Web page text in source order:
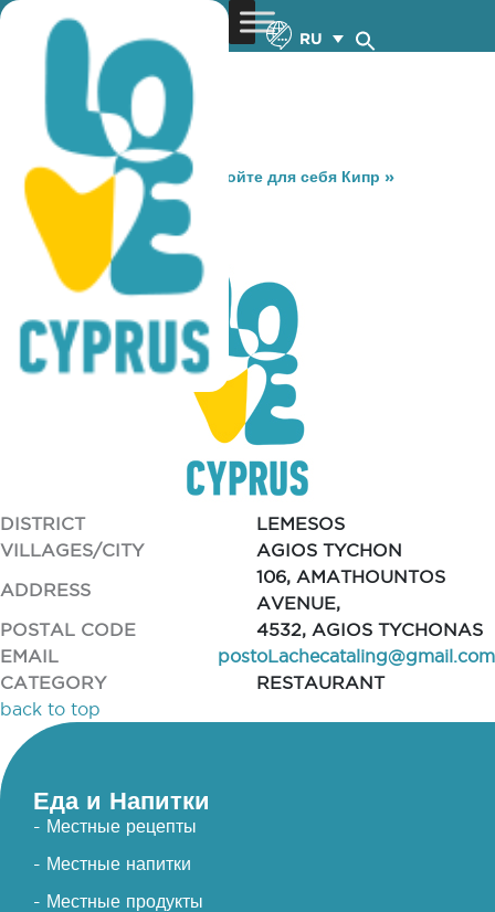
RU
You are here: Home »Откройте для себя Кипр »
Gastronomy
» CROSERIA
CROSERIA
DISTRICT
LEMESOS
VILLAGES/CITY
AGIOS TYCHON
ADDRESS
106, AMATHOUNTOS
AVENUE,
POSTAL CODE
4532, AGIOS TYCHONAS
EMAIL
postoLachecataling@gmail.com
CATEGORY
RESTAURANT
back to top
Еда и Напитки
- Местные рецепты
- Местные напитки
- Местные продукты